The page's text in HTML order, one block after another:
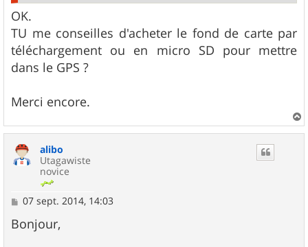
OK.
TU me conseilles d'acheter le fond de carte par
téléchargement ou en micro SD pour mettre
dans le GPS ?
Merci encore.
a
alibo
Utagawiste
novice
M
s
s
07 sept. 2014, 14:03
Bonjour,